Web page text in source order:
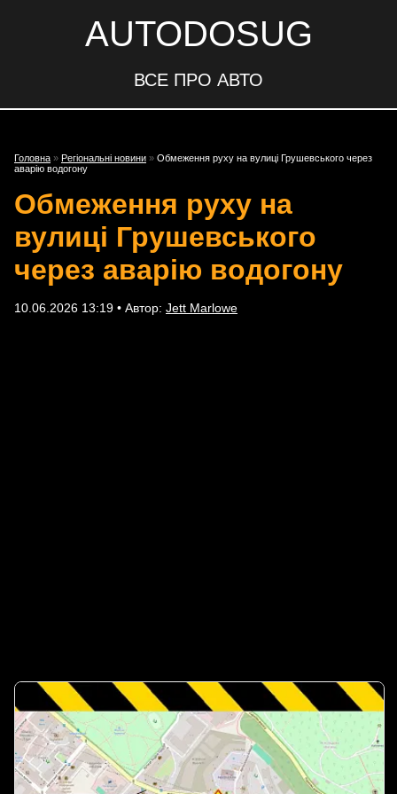
AUTODOSUG
ВСЕ ПРО АВТО
Головна » Регіональні новини » Обмеження руху на вулиці Грушевського через
аварію водогону
Обмеження руху на
вулиці Грушевського
через аварію водогону
10.06.2026 13:19 • Автор: Jett Marlowe